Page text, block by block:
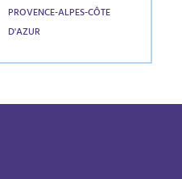
PROVENCE-ALPES-CÔTE
D'AZUR